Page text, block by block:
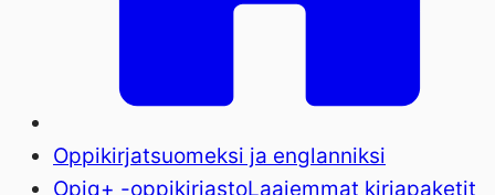
Oppikirjatsuomeksi ja englanniksi
Opiq+ -oppikirjastoLaajemmat kirjapaketit